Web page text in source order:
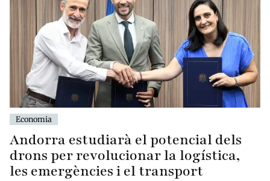
Economia
Andorra estudiarà el potencial dels
drons per revolucionar la logística,
les emergències i el transport